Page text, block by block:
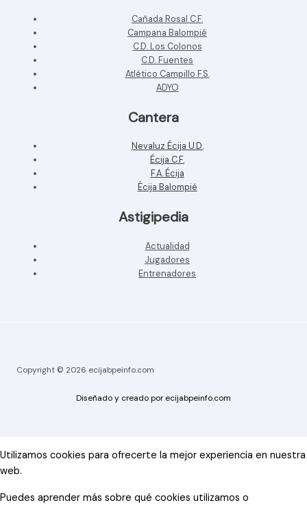
Cañada Rosal C.F.
Campana Balompié
C.D. Los Colonos
C.D. Fuentes
Atlético Campillo F.S.
ADYO
Cantera
Nevaluz Écija U.D.
Écija C.F.
F.A. Écija
Écija Balompié
Astigipedia
Actualidad
Jugadores
Entrenadores
Copyright © 2026 ecijabpeinfo.com
Diseñado y creado por ecijabpeinfo.com
Utilizamos cookies para ofrecerte la mejor experiencia en nuestra
web.
Puedes aprender más sobre qué cookies utilizamos o